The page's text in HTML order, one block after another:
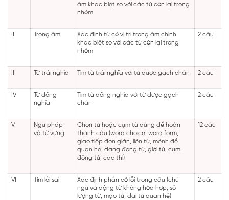
âm khác biệt so với các từ còn lại trong
nhóm
Trọng âm
Xác định từ có vị trí trọng âm chính
khác biệt so với các từ còn lại trong
nhóm
2 câu
Từ trái nghĩa Tìm từ trái nghĩa với từ được gạch chân 2 câu
IV
Từ đồng
nghĩa
Tìm từ đồng nghĩa với từ được gạch
chân
2 câu
V
Ngữ pháp
và từ vựng
Chọn từ hoặc cụm từ đúng để hoàn
thành câu (word choice, word form,
giao tiếp đơn giản, liên từ, mệnh đề
quan hệ, dạng động từ, giới từ, cụm
động từ, các thì)
12 câu
VI Tìm lỗi sai
Xác định phần có lỗi trong câu (chủ
ngữ và động từ không hòa hợp, số
lượng từ, mạo từ, đại từ quan hệ)
2 câu